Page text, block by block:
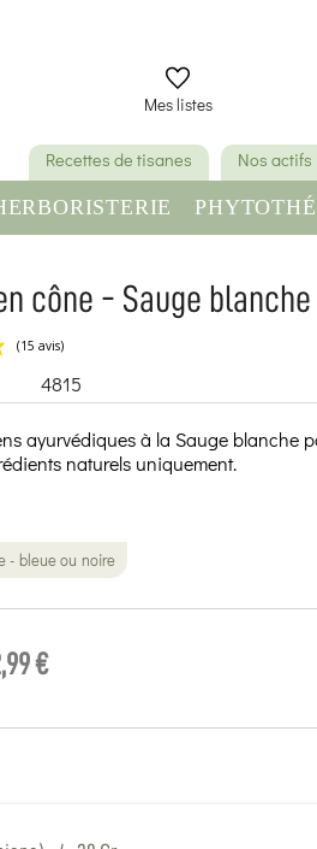
Mes listes
Recettes de tisanes Nos actifs
cône - Sauge
(15 avis)
4815
ayurvédiques à la Sauge blanche
naturels uniquement.
- bleue ou noire
€